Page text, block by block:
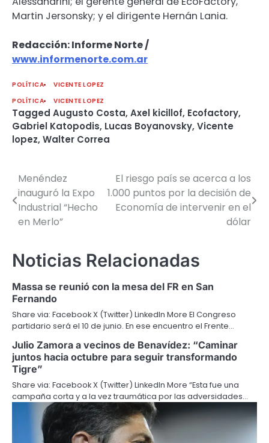
Martin Jersonsky; y el dirigente Hernán Lania.
Redacción: Informe Norte /
www.informenorte.com.ar
POLÍTICA
VICENTE LOPEZ
POLÍTICA
VICENTE LOPEZ
Tagged Augusto Costa, Axel kicillof, Ecofactory,
Gabriel Katopodis, Lucas Boyanovsky, Vicente
lopez, Walter Correa
Navegación
de
entradas
Menéndez
inauguró la Expo
Industrial “Hecho
en Merlo”
El riesgo país se acerca a los
1.000 puntos por la decisión de
Economía de intervenir en el
dólar
Noticias Relacionadas
Massa se reunió con la mesa del FR en San
Fernando
Share via: Facebook X (Twitter) LinkedIn More El Congreso
partidario será el 10 de junio. En ese encuentro el Frente…
Julio Zamora a vecinos de Benavídez: “Caminar
juntos hacia octubre para seguir transformando
Tigre”
Share via: Facebook X (Twitter) LinkedIn More “Esta fue una
campaña corta y a la vez traumática por las adversidades…